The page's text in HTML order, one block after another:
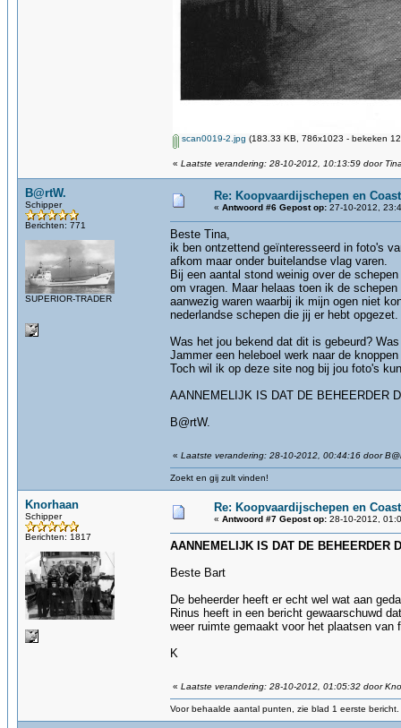
scan0019-2.jpg (183.33 KB, 786x1023 - bekeken
« Laatste verandering: 28-10-2012, 10:13:59 door
B@rtW.
Schipper
Berichten: 771
SUPERIOR-TRADER
Re: Koopvaardijschepen en
« Antwoord #6 Gepost op: 27-10-2012,
Beste Tina,
ik ben ontzettend geïnteresseerd in foto's
afkom maar onder buitelandse vlag varen.
Bij een aantal stond weinig over de
om vragen. Maar helaas toen ik de
aanwezig waren waarbij ik mijn ogen niet
nederlandse schepen die jij er hebt opgezet.
Was het jou bekend dat dit is gebeurd?
Jammer een heleboel werk naar de
Toch wil ik op deze site nog bij jou foto's
AANNEMELIJK IS DAT DE BEHEERDER
B@rtW.
« Laatste verandering: 28-10-2012, 00:44:16 door
Zoekt en gij zult vinden!
Knorhaan
Schipper
Berichten: 1817
Re: Koopvaardijschepen en
« Antwoord #7 Gepost op: 28-10-2012,
AANNEMELIJK IS DAT DE BEHEERDER
Beste Bart
De beheerder heeft er echt wel wat aan
Rinus heeft in een bericht gewaarschuwd
weer ruimte gemaakt voor het plaatsen van
K
« Laatste verandering: 28-10-2012, 01:05:32 door
Voor behaalde aantal punten, zie blad 1 eerste bericht.